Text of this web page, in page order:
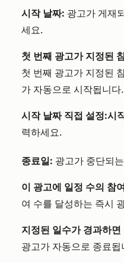
시작 날짜: 광고가 게재
세요.
첫 번째 광고가 지정된
첫 번째 광고가 지정된
가 자동으로 시작됩니다.
시작 날짜 직접 설정:시
력하세요.
종료일: 광고가 중단되
이 광고에 일정 수의 참
여 수를 달성하는 즉시
지정된 일수가 경과하면
광고가 자동으로 종료됩